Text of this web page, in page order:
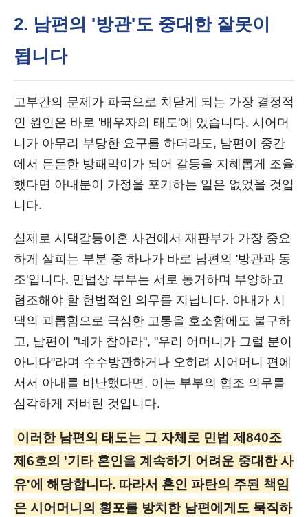
2. 남편의 '방관'도 중대한 잘못이
됩니다
고부간의 문제가 파국으로 치닫게 되는 가장 결정적
인 원인은 바로 '배우자의 태도'에 있습니다. 시어머
니가 아무리 부당한 요구를 하더라도, 남편이 중간
에서 든든한 방패막이가 되어 갈등을 지혜롭게 조율
했다면 아내분이 가정을 포기하는 일은 없었을 것입
니다.
실제로 시댁갈등이혼 사건에서 재판부가 가장 중요
하게 살피는 부분 중 하나가 바로 남편의 '방관과 동
조'입니다. 민법상 부부는 서로 동거하며 부양하고
협조해야 할 헌법적인 의무를 지닙니다. 아내가 시
댁의 괴롭힘으로 극심한 고통을 호소함에도 불구하
고, 남편이 "네가 참아라", "우리 어머니가 그럴 분이
아니다"라며 수수방관하거나 오히려 시어머니 편에
서서 아내를 비난했다면, 이는 부부의 협조 의무를
심각하게 저버린 것입니다.
이러한 남편의 태도는 그 자체로 민법 제840조
제6호의 '기타 혼인을 계속하기 어려운 중대한 사
유'에 해당합니다. 따라서 혼인 파탄의 주된 책임
은 시어머니의 횡포를 방치한 남편에게도 묵직하